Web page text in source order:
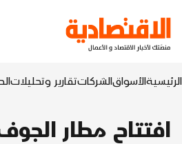
الرئيسيةالأسواقالشركاتتقارير وتحليلات
افتتاح مطار